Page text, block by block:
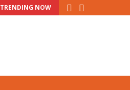
TRENDING NOW